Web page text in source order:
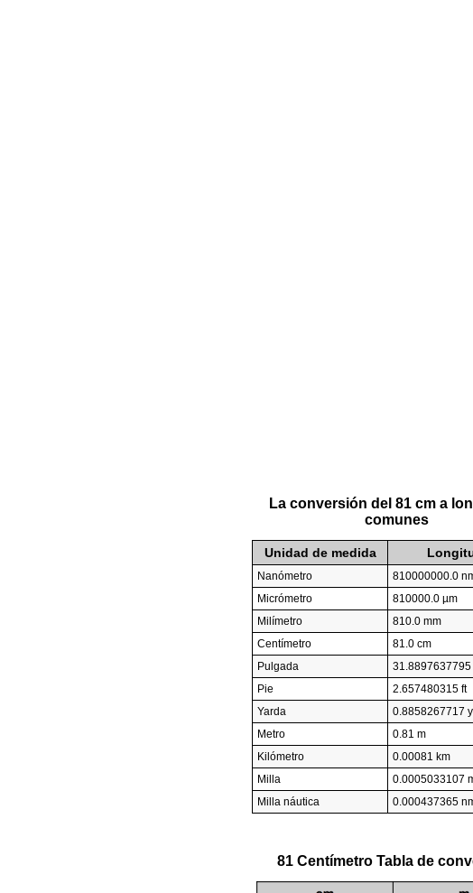
La conversión del 81 cm a
comunes
Unidad de medida
Nanómetro
810000000.0
Micrómetro
810000.0 µm
Milímetro
810.0 mm
Centímetro
81.0 cm
Pulgada
31.8897637795
Pie
2.657480315 ft
Yarda
0.8858267717
Metro
0.81 m
Kilómetro
0.00081 km
Milla
0.0005033107
Milla náutica
0.000437365
81 Centímetro Tabla de